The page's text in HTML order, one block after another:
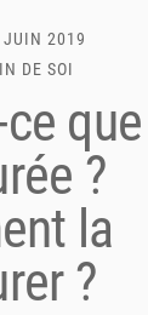
JUIN 2019
DE SOI
?
la
?